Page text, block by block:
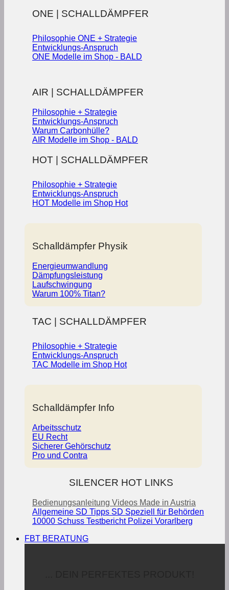
ONE | SCHALLDÄMPFER
Philosophie ONE + Strategie
Entwicklungs-Anspruch
ONE Modelle im Shop - BALD
AIR | SCHALLDÄMPFER
Philosophie + Strategie
Entwicklungs-Anspruch
Warum Carbonhülle?
AIR Modelle im Shop - BALD
HOT | SCHALLDÄMPFER
Philosophie + Strategie
Entwicklungs-Anspruch
HOT Modelle im Shop
Schalldämpfer Physik
Energieumwandlung
Dämpfungsleistung
Laufschwingung
Warum 100% Titan?
TAC | SCHALLDÄMPFER
Philosophie + Strategie
Entwicklungs-Anspruch
TAC Modelle im Shop
Schalldämpfer Info
Arbeitsschutz
EU Recht
Sicherer Gehörschutz
Pro und Contra
SILENCER HOT LINKS
Bedienungsanleitung Videos Made in Austria
Allgemeine SD Tipps SD Speziell für Behörden
10000 Schuss Testbericht Polizei Vorarlberg
FBT BERATUNG